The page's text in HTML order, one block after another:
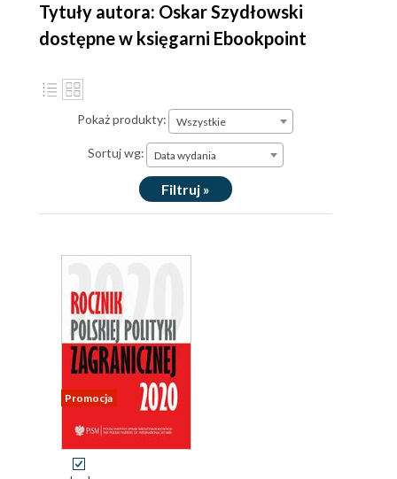
Tytuły autora: Oskar Szydłowski
dostępne w księgarni Ebookpoint
Pokaż produkty: Wszystkie
Sortuj wg: Data wydania
Filtruj »
Promocja